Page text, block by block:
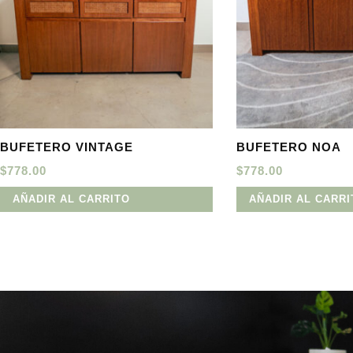
BUFETERO VINTAGE
$778.00
AÑADIR AL CARRITO
BUFETERO NOA
$778.00
AÑADIR AL